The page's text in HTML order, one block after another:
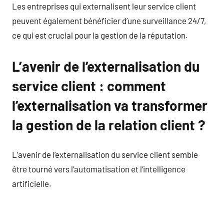
Les entreprises qui externalisent leur service client
peuvent également bénéficier d’une surveillance 24/7,
ce qui est crucial pour la gestion de la réputation.
L’avenir de l’externalisation du
service client : comment
l’externalisation va transformer
la gestion de la relation client ?
L’avenir de l’externalisation du service client semble
être tourné vers l’automatisation et l’intelligence
artificielle.